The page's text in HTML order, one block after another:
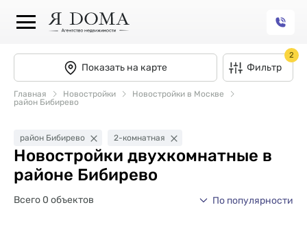
Показать на карте Фильтр
2
Главная Новостройки
Новостройки в Москве
район Бибирево
район Бибирево 2-комнатная
Новостройки двухкомнатные в
районе Бибирево
Всего 0 объектов По популярности